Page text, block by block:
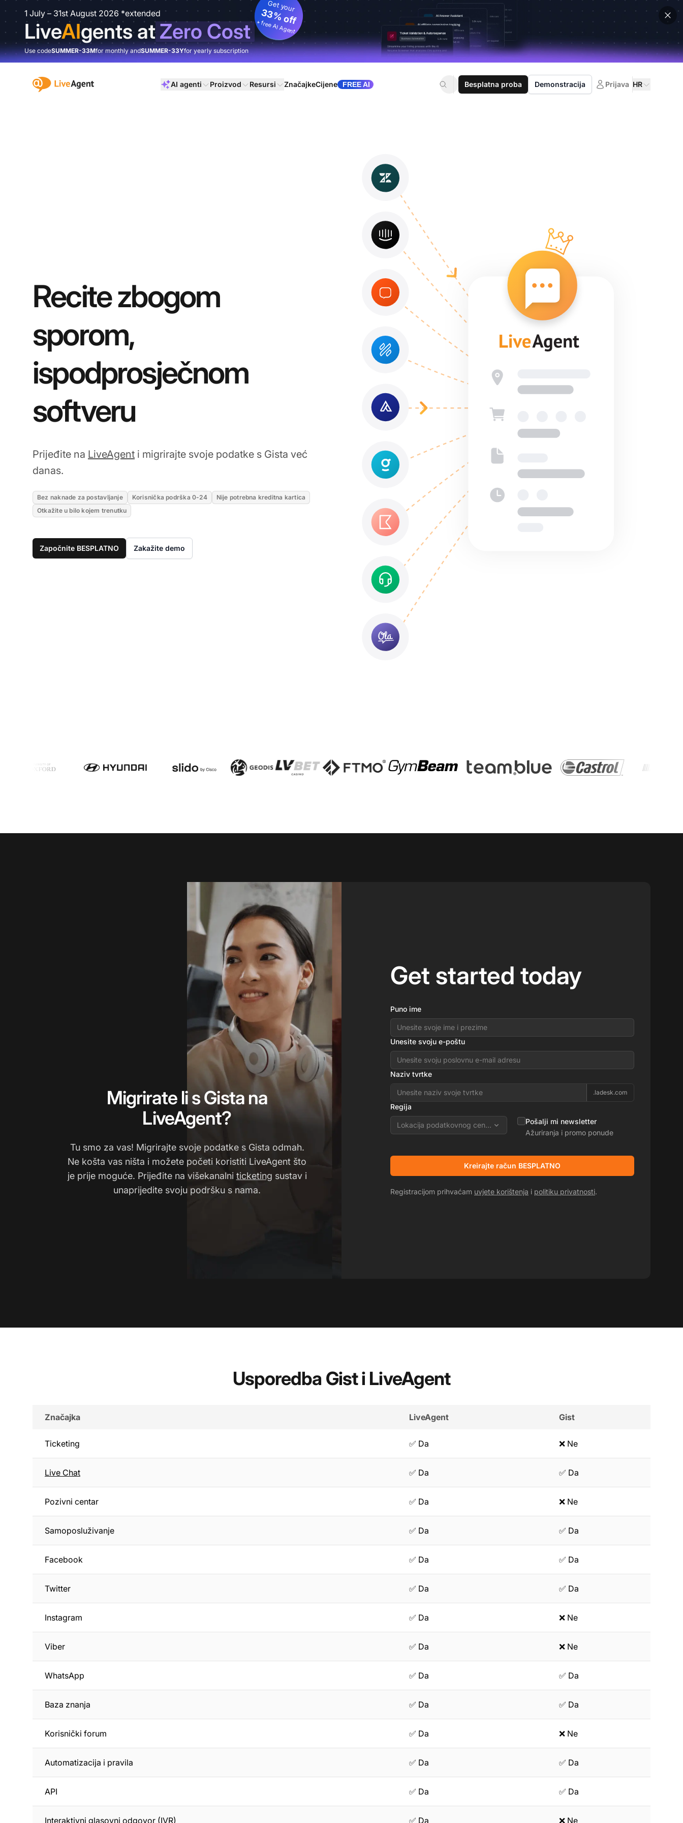
1 July – 31st August 2026 *extended
LiveAIgents atZero Cost
Get your
33% off
+ free AI Agent
Use codeSUMMER-33Mfor monthly andSUMMER-33Yfor yearly subscription
:site.title AI agenti Proizvod Resursi ZnačajkeCijene FREE AI Besplatna proba Demonstracija Prijava HR
Recite zbogom
sporom,
ispodprosječnom
softveru
Prijeđite na LiveAgent i migrirajte svoje podatke s Gista već
danas.
Bez naknade za postavljanje Korisnička podrška 0-24
Nije potrebna kreditna kartica
Otkažite u bilo kojem trenutku
Započnite BESPLATNO Zakažite demo
Migrirate li s Gista na
LiveAgent?
Tu smo za vas! Migrirajte svoje podatke s Gista odmah.
Ne košta vas ništa i možete početi koristiti LiveAgent što
je prije moguće. Prijeđite na višekanalni ticketing sustav i
unaprijedite svoju podršku s nama.
Get started today
Puno ime
Unesite svoju e-poštu
Naziv tvrtke
.ladesk.com
Regija
Lokacija podatkovnog centra
Pošalji mi newsletter
Ažuriranja i promo ponude
Kreirajte račun BESPLATNO
Registracijom prihvaćam uvjete korištenja i politiku privatnosti.
Usporedba Gist i LiveAgent
Značajka LiveAgent Gist
Ticketing ✅ Da ❌ Ne
Live Chat ✅ Da ✅ Da
Pozivni centar ✅ Da ❌ Ne
Samoposluživanje ✅ Da ✅ Da
Facebook ✅ Da ✅ Da
Twitter ✅ Da ✅ Da
Instagram ✅ Da ❌ Ne
Viber ✅ Da ❌ Ne
WhatsApp ✅ Da ✅ Da
Baza znanja ✅ Da ✅ Da
Korisnički forum ✅ Da ❌ Ne
Automatizacija i pravila ✅ Da ✅ Da
API ✅ Da ✅ Da
Interaktivni glasovni odgovor (IVR) ✅ Da ❌ Ne